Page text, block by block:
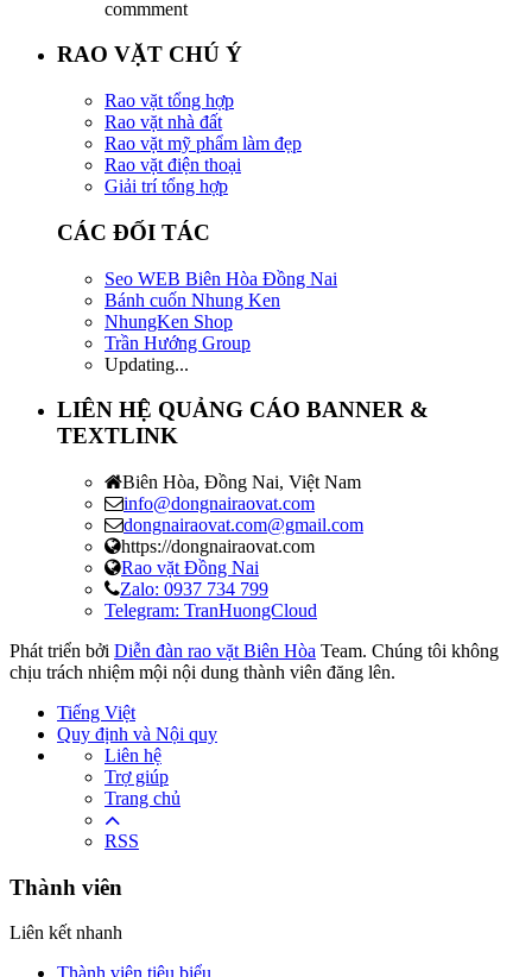
commment
RAO VẶT CHÚ Ý
Rao vặt tổng hợp
Rao vặt nhà đất
Rao vặt mỹ phẩm làm đẹp
Rao vặt điện thoại
Giải trí tổng hợp
CÁC ĐỐI TÁC
Seo WEB Biên Hòa Đồng Nai
Bánh cuốn Nhung Ken
NhungKen Shop
Trần Hướng Group
Updating...
LIÊN HỆ QUẢNG CÁO BANNER &
TEXTLINK
Biên Hòa, Đồng Nai, Việt Nam
info@dongnairaovat.com
dongnairaovat.com@gmail.com
https://dongnairaovat.com
Rao vặt Đồng Nai
Zalo: 0937 734 799
Telegram: TranHuongCloud
Phát triển bởi Diễn đàn rao vặt Biên Hòa Team. Chúng tôi không
chịu trách nhiệm mội nội dung thành viên đăng lên.
Tiếng Việt
Quy định và Nội quy
Liên hệ
Trợ giúp
Trang chủ
RSS
Thành viên
Liên kết nhanh